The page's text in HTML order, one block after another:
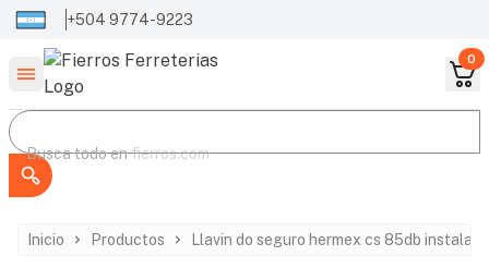
+504 9774-9223
0
Buscar productos
Busca todo en
Busca todo enfierros.com
Inicio Productos Llavin do seguro hermex cs 85db instala